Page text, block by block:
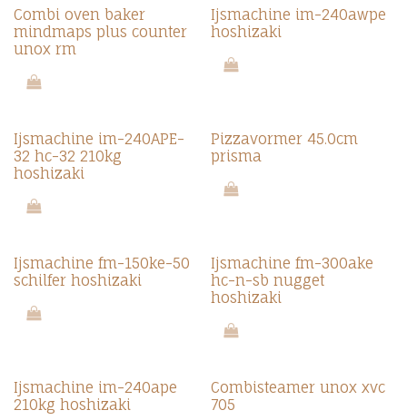
Combi oven baker
mindmaps plus counter
unox rm
Ijsmachine im-240awpe
hoshizaki
Ijsmachine im-240APE-
32 hc-32 210kg
hoshizaki
Pizzavormer 45.0cm
prisma
Ijsmachine fm-150ke-50
schilfer hoshizaki
Ijsmachine fm-300ake
hc-n-sb nugget
hoshizaki
Ijsmachine im-240ape
210kg hoshizaki
Combisteamer unox xvc
705